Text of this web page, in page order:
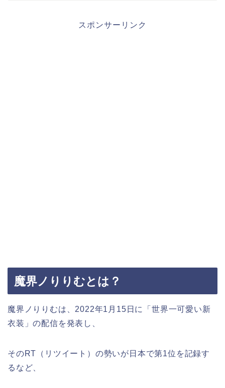
スポンサーリンク
魔界ノりりむとは？
魔界ノりりむは、2022年1月15日に「世界一可愛い新
衣装」の配信を発表し、
そのRT（リツイート）の勢いが日本で第1位を記録す
るなど、